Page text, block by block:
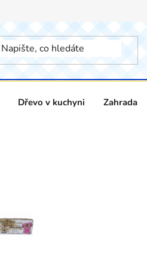
Dřevo v kuchyni Zahrada